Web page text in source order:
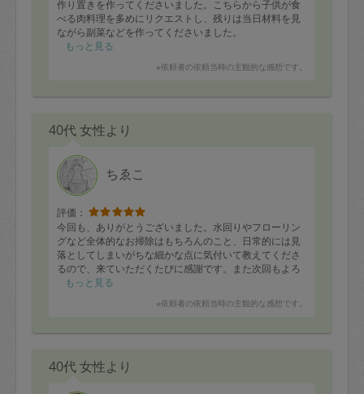
作り置きを作ってくださいました。こちらから子供が食
べる肉料理を多めにリクエストし、残りは当日材料を見
ながら副菜などを作ってくださいました。
子供も美味しいと食べております。
もっと見る
※依頼者の依頼当時の主観的な感想です。
40代 女性より
ちゑこ
評価：
今回も、ありがとうございました。水回りやフローリン
グなど全体的なお掃除はもちろんのこと、日常的には見
落としてしまいがちな細かな点に気付いて教えてくださ
るので、来ていただくたびに感謝です。また次回もよろ
しくお願いいたします。
もっと見る
※依頼者の依頼当時の主観的な感想です。
40代 女性より